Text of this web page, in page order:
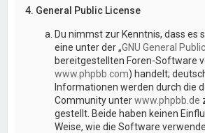
4. General Public License
Du nimmst zur Kenntnis, dass es
eine unter der „GNU General
bereitgestellten Foren-Software
www.phpbb.com) handelt;
Informationen werden durch die
Community unterwww.phpbb.de
gestellt. Beide haben keinen
Weise, wie die Software